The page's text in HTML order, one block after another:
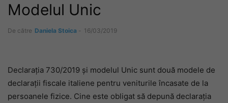
Modelul Unic
De către Daniela Stoica - 16/03/2019
Declarația 730/2019 și modelul Unic sunt două modele de
declarații fiscale italiene pentru veniturile încasate de la
persoanele fizice. Cine este obligat să depună declarația